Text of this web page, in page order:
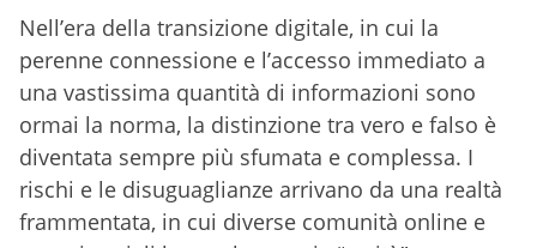
Nell’era della transizione digitale, in cui la
perenne connessione e l’accesso immediato a
una vastissima quantità di informazioni sono
ormai la norma, la distinzione tra vero e falso è
diventata sempre più sfumata e complessa. I
rischi e le disuguaglianze arrivano da una realtà
frammentata, in cui diverse comunità online e